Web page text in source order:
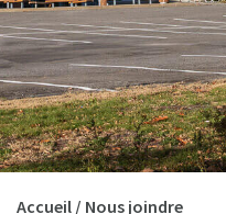
Accueil / Nous joindre